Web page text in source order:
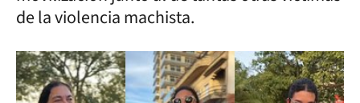
de la violencia machista.